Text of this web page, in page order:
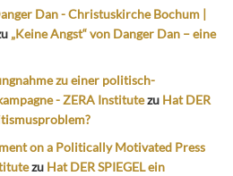
Dan - Christuskirche Bochum |
„Keine Angst“ von Danger Dan – eine
zu einer politisch-
- ZERA Institutezu Hat DER
on a Politically Motivated Press
zu Hat DER SPIEGEL ein